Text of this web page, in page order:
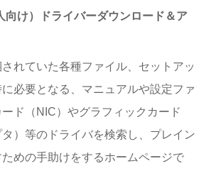
向け）ドライバーダウンロード＆ア
れていた各種ファイル、セットアッ
必要となる、マニュアルや設定ファ
ド（NIC）やグラフィックカード
タ）等のドライバを検索し、プレイン
めの手助けをするホームページで